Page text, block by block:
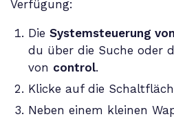
Verfügung:
Die Systemsteuerung
du über die Suche oder
von control.
Klicke auf die
Neben einem kleinen